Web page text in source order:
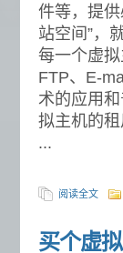
件等，提
站空间”，
每一个虚
FTP、E-
术的应用
拟主机的租
...
阅读全文
买个虚